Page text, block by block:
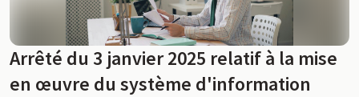
Arrêté du 3 janvier 2025 relatif à la mise
en œuvre du système d'information